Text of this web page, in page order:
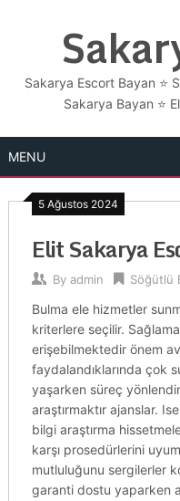
Sakarya Escort Bayan ⭐
Sakarya Bayan ⭐​
MENU
5 Ağustos 2024
Elit Sakarya
By admin Söğütlü
Bulma ele hizmetler
kriterlere seçilir.
erişebilmektedir önem
faydalandıklarında çok
yaşarken süreç
araştırmaktır ajanslar.
bilgi araştırma
karşı prosedürlerini
mutluluğunu sergilerler
garanti dostu yaparken